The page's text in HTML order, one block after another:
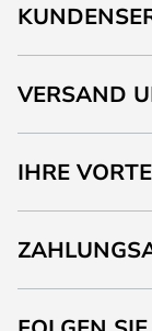
VERSAND
IHRE